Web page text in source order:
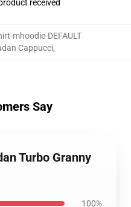
received
mhoodie-DEFAULT
Cappucci,
Say
Turbo Granny
100%